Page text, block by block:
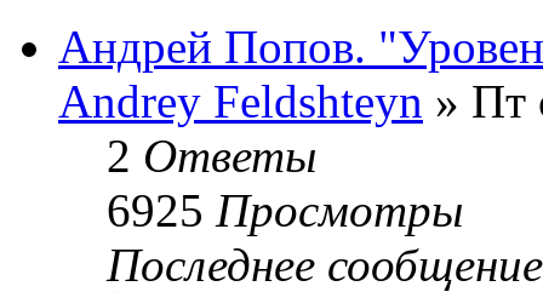
Андрей Попов.
Andrey Feldshteyn » Пт
2 Ответы
6925 Просмотры
Последнее